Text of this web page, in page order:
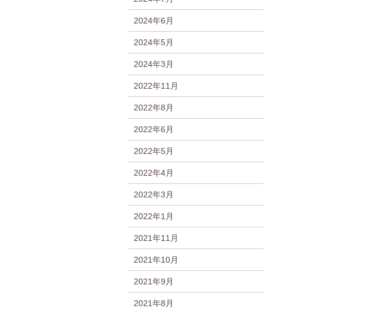
2024年6月
2024年5月
2024年3月
2022年11月
2022年8月
2022年6月
2022年5月
2022年4月
2022年3月
2022年1月
2021年11月
2021年10月
2021年9月
2021年8月